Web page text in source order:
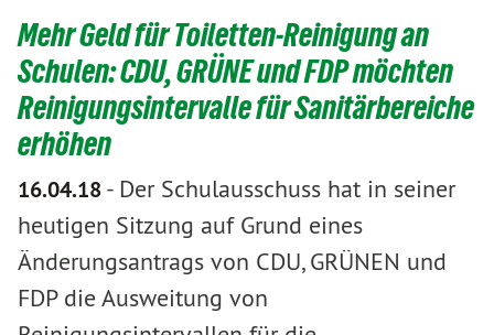
Mehr Geld für Toiletten-Reinigung an
Schulen: CDU, GRÜNE und FDP möchten
Reinigungsintervalle für Sanitärbereiche
erhöhen
16.04.18- Der Schulausschuss hat in seiner
heutigen Sitzung auf Grund eines
Änderungsantrags von CDU, GRÜNEN und
FDP die Ausweitung von